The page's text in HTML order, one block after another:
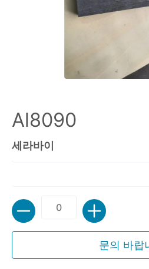
Al8090
세라바이
수량
문의 바랍